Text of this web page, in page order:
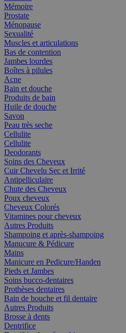
Mémoire
Prostate
Ménopause
Sexualité
Muscles et articulations
Bas de contention
Jambes lourdes
Boîtes à pilules
Acne
Bain et douche
Produits de bain
Huile de douche
Savon
Peau très seche
Cellulite
Cellulite
Deodorants
Soins des Cheveux
Cuir Chevelu Sec et Irrité
Antipelliculaire
Chute des Cheveux
Poux cheveux
Cheveux Colorés
Vitamines pour cheveux
Autres Produits
Shampoing et après-shampoing
Manucure & Pédicure
Mains
Manicure en Pedicure/Handen
Pieds et Jambes
Soins bucco-dentaires
Prothèses dentaires
Bain de bouche et fil dentaire
Autres Produits
Brosse à dents
Dentrifice